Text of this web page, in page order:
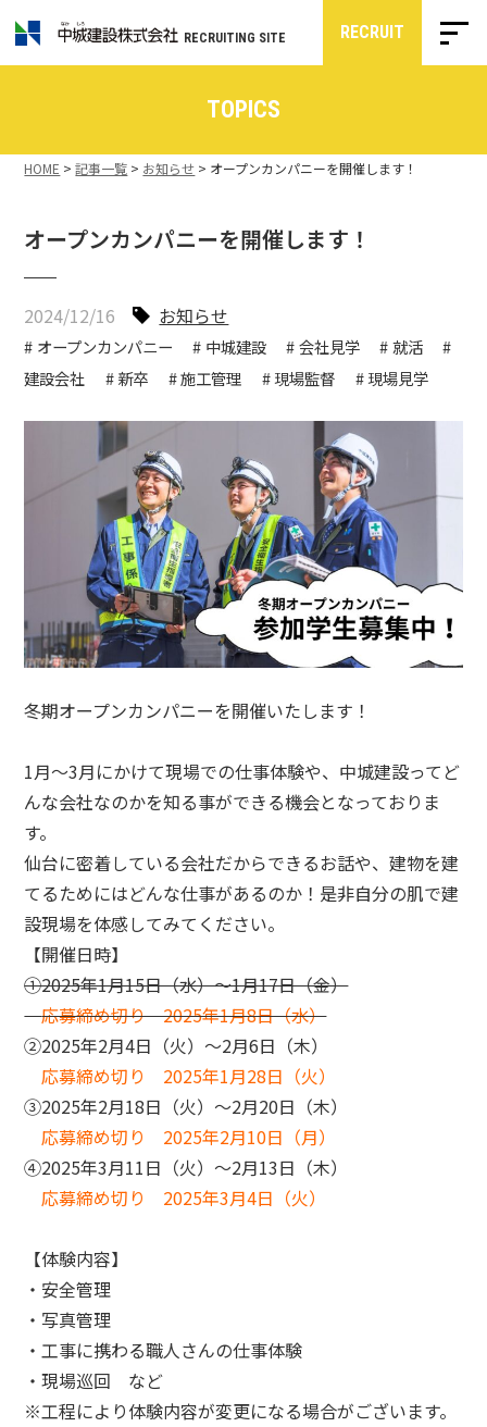
RECRUITING SITE RECRUIT
TOPICS
HOME >記事一覧 > お知らせ > オープンカンパニーを開催します！
オープンカンパニーを開催します！
2024/12/16 お知らせ
オープンカンパニー 中城建設 会社見学
就活
建設会社
新卒 施工管理 現場監督 現場見学
冬期オープンカンパニーを開催いたします！
1月～3月にかけて現場での仕事体験や、中城建設ってど
んな会社なのかを知る事ができる機会となっておりま
す。
仙台に密着している会社だからできるお話や、建物を建
てるためにはどんな仕事があるのか！是非自分の肌で建
設現場を体感してみてください。
【開催日時】
①2025年1月15日（水）～1月17日（金）
応募締め切り 2025年1月8日（水）
②2025年2月4日（火）～2月6日（木）
応募締め切り 2025年1月28日（火）
③2025年2月18日（火）～2月20日（木）
応募締め切り 2025年2月10日（月）
④2025年3月11日（火）～2月13日（木）
応募締め切り 2025年3月4日（火）
【体験内容】
・安全管理
・写真管理
・工事に携わる職人さんの仕事体験
・現場巡回 など
※工程により体験内容が変更になる場合がございます。